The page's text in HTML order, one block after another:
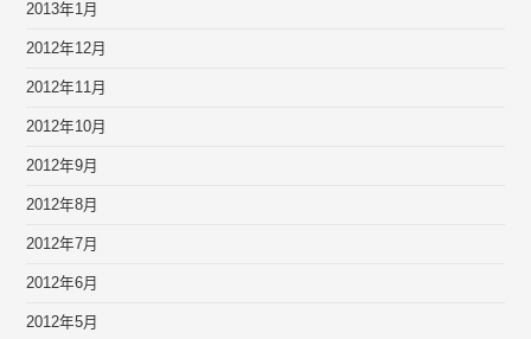
2013年1月
2012年12月
2012年11月
2012年10月
2012年9月
2012年8月
2012年7月
2012年6月
2012年5月